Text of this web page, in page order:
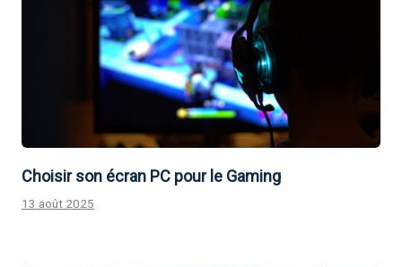
Choisir son écran PC pour le Gaming
13 août 2025